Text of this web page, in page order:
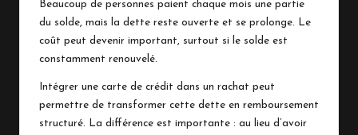
Beaucoup de personnes paient chaque mois une partie
du solde, mais la dette reste ouverte et se prolonge. Le
coût peut devenir important, surtout si le solde est
constamment renouvelé.
Intégrer une carte de crédit dans un rachat peut
permettre de transformer cette dette en remboursement
structuré. La différence est importante : au lieu d’avoir